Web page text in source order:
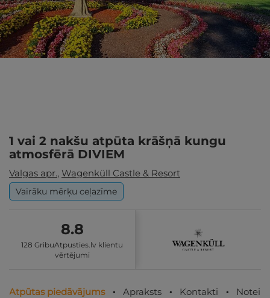
PĒRKU
1 vai 2 nakšu atpūta krāšņā kungu
atmosfērā DIVIEM
Valgas apr., Wagenküll Castle & Resort
Vairāku mērķu ceļazīme
8.8
128 GribuAtpusties.lv klientu
vērtējumi
Atpūtas piedāvājums Apraksts Kontakti